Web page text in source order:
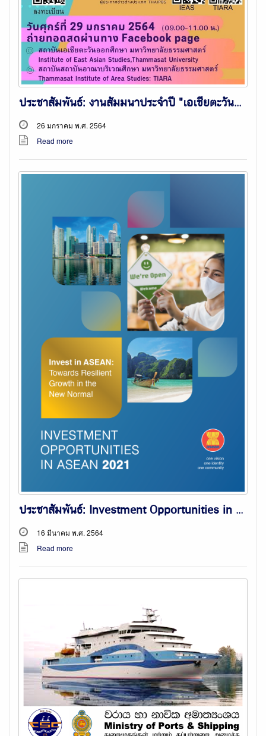
ประชาสัมพันธ์: งานสัมมนาประจำปี "เอเชียตะวันออกในปี 2021: สหรัฐฯกับอินโด-แปซิฟิกในยุคของโจ ไบเดน"
26 มกราคม พ.ศ. 2564
Read more
ประชาสัมพันธ์: Investment Opportunities in ASEAN 2021
16 มีนาคม พ.ศ. 2564
Read more